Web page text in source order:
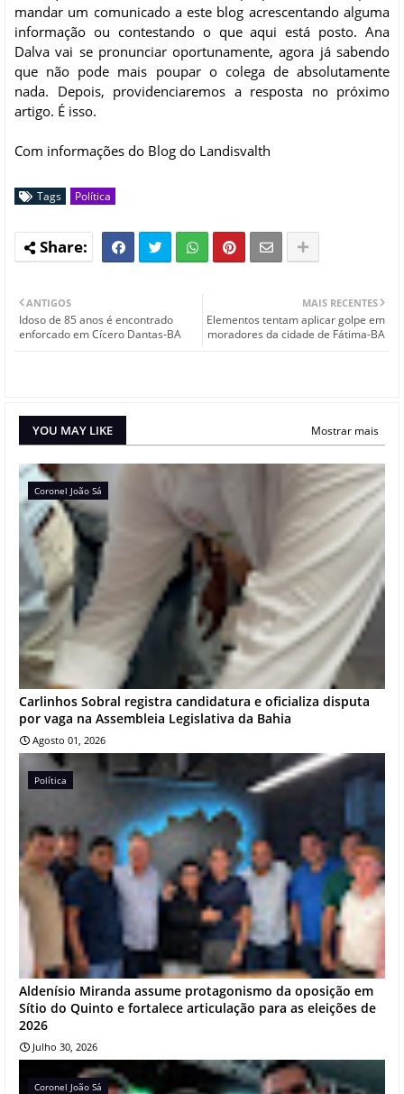
mandar um comunicado a este blog acrescentando alguma
informação ou contestando o que aqui está posto. Ana
Dalva vai se pronunciar oportunamente, agora já sabendo
que não pode mais poupar o colega de absolutamente
nada. Depois, providenciaremos a resposta no próximo
artigo. É isso.
Com informações do Blog do Landisvalth
Tags Política
MAIS RECENTES
Elementos tentam aplicar golpe em
moradores da cidade de Fátima-BA
ANTIGOS
Idoso de 85 anos é encontrado
enforcado em Cícero Dantas-BA
YOU MAY LIKE Mostrar mais
Coronel João Sá
Carlinhos Sobral registra candidatura e oficializa disputa
por vaga na Assembleia Legislativa da Bahia
Agosto 01, 2026
Política
Aldenísio Miranda assume protagonismo da oposição em
Sítio do Quinto e fortalece articulação para as eleições de
2026
Julho 30, 2026
Coronel João Sá